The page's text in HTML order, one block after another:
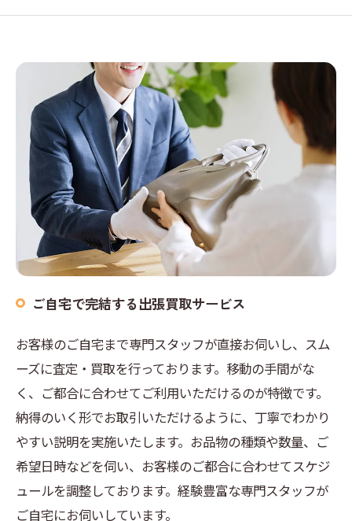
ご自宅で完結する出張買取サービス
お客様のご自宅まで専門スタッフが直接お伺いし、スム
ーズに査定・買取を行っております。移動の手間がな
く、ご都合に合わせてご利用いただけるのが特徴です。
納得のいく形でお取引いただけるように、丁寧でわかり
やすい説明を実施いたします。お品物の種類や数量、ご
希望日時などを伺い、お客様のご都合に合わせてスケジ
ュールを調整しております。経験豊富な専門スタッフが
ご自宅にお伺いしています。